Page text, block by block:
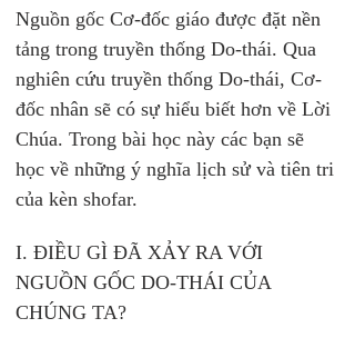
Nguồn gốc Cơ-đốc giáo được đặt nền
tảng trong truyền thống Do-thái. Qua
nghiên cứu truyền thống Do-thái, Cơ-
đốc nhân sẽ có sự hiểu biết hơn về Lời
Chúa. Trong bài học này các bạn sẽ
học về những ý nghĩa lịch sử và tiên tri
của kèn shofar.
I. ĐIỀU GÌ ĐÃ XẢY RA VỚI
NGUỒN GỐC DO-THÁI CỦA
CHÚNG TA?